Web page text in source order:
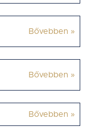
Bővebben »
Bővebben »
Bővebben »